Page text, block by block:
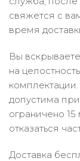
свяжется с
время
Вы
на
допустима
ограничено
отказаться
Доставка